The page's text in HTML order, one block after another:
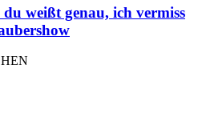
du weißt genau, ich vermiss